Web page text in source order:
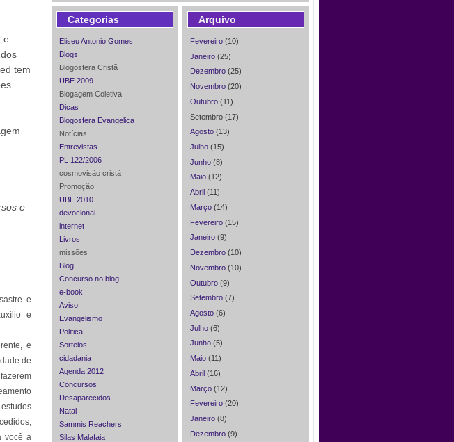
e
tem
e
e
e
e
de
você a
Categorias
Eliseu Antonio Gomes
Blogs
Blogosfera Cristã
UBE 2009
Blogagem Coletiva
Dicas
Blogosfera Evangelica
Notícias
Entrevistas
PL 122/2006
cosmovisão cristã
Promoção
UBE 2010
devocional
internet
Livros
missões
Blog
Concurso no blog
e-book
Aviso
Evangelismo
Politica
Sorteios
cidadania
Agenda 2012
Concursos
Desaparecidos
Natal
Sammis Reachers
Silas Malafaia
Arquivo
Fevereiro (10)
Janeiro (25)
Dezembro (25)
Novembro (20)
Outubro (11)
Setembro (17)
Agosto (13)
Julho (15)
Junho (8)
Maio (12)
Abril (11)
Março (14)
Fevereiro (15)
Janeiro (9)
Dezembro (10)
Novembro (10)
Outubro (9)
Setembro (7)
Agosto (6)
Julho (6)
Junho (5)
Maio (11)
Abril (16)
Março (12)
Fevereiro (20)
Janeiro (8)
Dezembro (9)